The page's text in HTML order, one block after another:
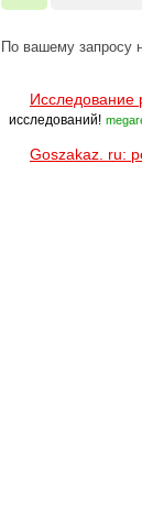
По вашему запросу
Исследование
исследований!
Goszakaz. ru: